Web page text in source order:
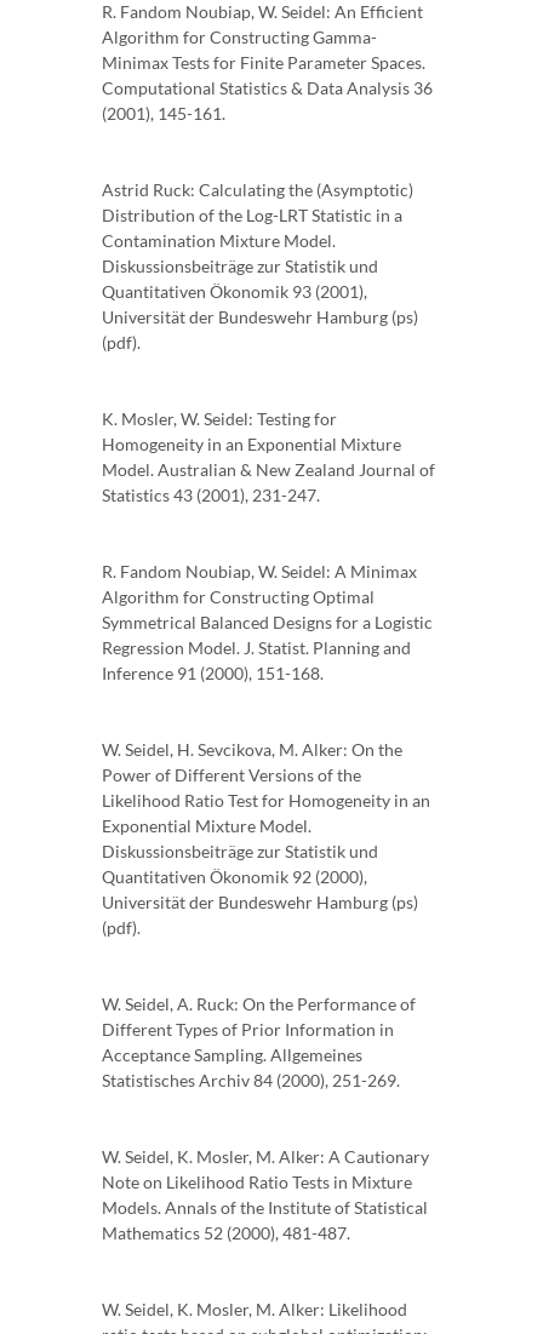
R. Fandom Noubiap, W. Seidel: An Efficient
Algorithm for Constructing Gamma-
Minimax Tests for Finite Parameter Spaces.
Computational Statistics & Data Analysis 36
(2001), 145-161.
Astrid Ruck: Calculating the (Asymptotic)
Distribution of the Log-LRT Statistic in a
Contamination Mixture Model.
Diskussionsbeiträge zur Statistik und
Quantitativen Ökonomik 93 (2001),
Universität der Bundeswehr Hamburg (ps)
(pdf).
K. Mosler, W. Seidel: Testing for
Homogeneity in an Exponential Mixture
Model. Australian & New Zealand Journal of
Statistics 43 (2001), 231-247.
R. Fandom Noubiap, W. Seidel: A Minimax
Algorithm for Constructing Optimal
Symmetrical Balanced Designs for a Logistic
Regression Model. J. Statist. Planning and
Inference 91 (2000), 151-168.
W. Seidel, H. Sevcikova, M. Alker: On the
Power of Different Versions of the
Likelihood Ratio Test for Homogeneity in an
Exponential Mixture Model.
Diskussionsbeiträge zur Statistik und
Quantitativen Ökonomik 92 (2000),
Universität der Bundeswehr Hamburg (ps)
(pdf).
W. Seidel, A. Ruck: On the Performance of
Different Types of Prior Information in
Acceptance Sampling. Allgemeines
Statistisches Archiv 84 (2000), 251-269.
W. Seidel, K. Mosler, M. Alker: A Cautionary
Note on Likelihood Ratio Tests in Mixture
Models. Annals of the Institute of Statistical
Mathematics 52 (2000), 481-487.
W. Seidel, K. Mosler, M. Alker: Likelihood